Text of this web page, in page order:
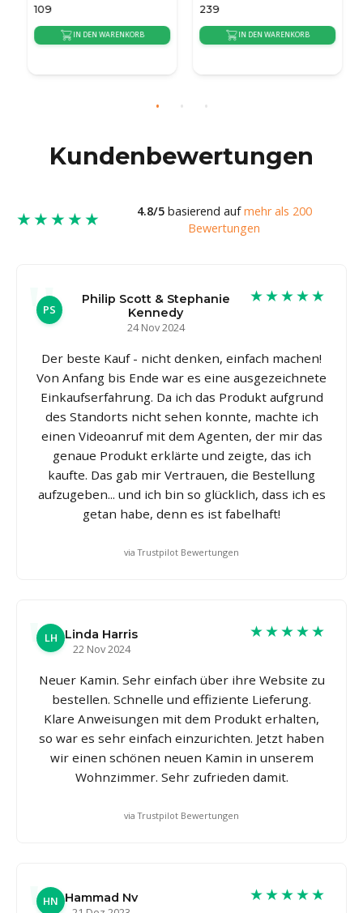
109
IN DEN WARENKORB
{auto_delivery_time}
239
IN DEN WARENKORB
{auto_delivery_time}
Kundenbewertungen
★★★★★ 4.8/5basierend aufmehr als 200
Bewertungen
PS
Philip Scott & Stephanie
Kennedy
24 Nov 2024
★★★★★
Der beste Kauf - nicht denken, einfach machen!
Von Anfang bis Ende war es eine ausgezeichnete
Einkaufserfahrung. Da ich das Produkt aufgrund
des Standorts nicht sehen konnte, machte ich
einen Videoanruf mit dem Agenten, der mir das
genaue Produkt erklärte und zeigte, das ich
kaufte. Das gab mir Vertrauen, die Bestellung
aufzugeben... und ich bin so glücklich, dass ich es
getan habe, denn es ist fabelhaft!
via Trustpilot Bewertungen
LH
Linda Harris
22 Nov 2024
★★★★★
Neuer Kamin. Sehr einfach über ihre Website zu
bestellen. Schnelle und effiziente Lieferung.
Klare Anweisungen mit dem Produkt erhalten,
so war es sehr einfach einzurichten. Jetzt haben
wir einen schönen neuen Kamin in unserem
Wohnzimmer. Sehr zufrieden damit.
via Trustpilot Bewertungen
HN Hammad Nv
★★★★★